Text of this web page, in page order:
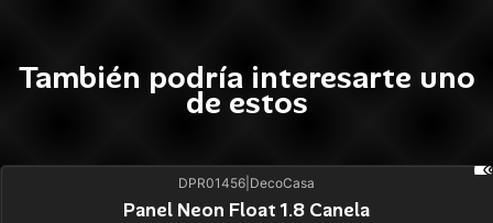
También podría interesarte uno
de estos
DPR01456 DecoCasa
Panel Neon Float 1.8 Canela